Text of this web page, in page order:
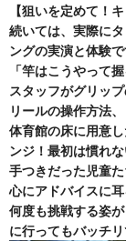
【狙いを定めて！
続いては、実際に
ングの実演と体験で
「竿はこうやって
スタッフがグリッ
リールの操作方法
体育館の床に用意
ンジ！最初は慣れ
手つきだった児童
心にアドバイスに耳
何度も挑戦する姿
に行ってもバッチリ